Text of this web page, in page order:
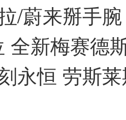
/蔚来掰手
全新梅赛德
永恒 劳斯